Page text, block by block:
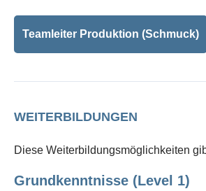
Teamleiter Produktion (Schmuck)
WEITERBILDUNGEN
Diese Weiterbildungsmöglichkeiten
Grundkenntnisse (Level 1)